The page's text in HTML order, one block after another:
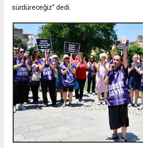
sürdüreceğiz” dedi.